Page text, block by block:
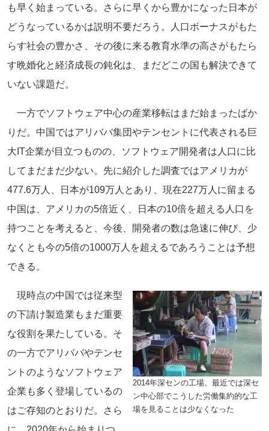
も早く始まっている。さらに早くから豊かになった日本が
どうなっているかは説明不要だろう。人口ボーナスがもた
らす社会の豊かさ、その後に来る教育水準の高さがもたら
す晩婚化と経済成長の鈍化は、まだどこの国も解決できて
いない課題だ。
一方でソフトウェア中心の産業移転はまだ始まったばか
りだ。中国ではアリババ集団やテンセントに代表される巨
大IT企業が目立つものの、ソフトウェア開発者は人口に比
してまだまだ少ない。先に紹介した調査ではアメリカが
477.6万人、日本が109万人とあり、現在227万人に留まる
中国は、アメリカの5倍近く、日本の10倍を超える人口を
持つことを考えると、今後、開発者の数は急速に伸び、少
なくとも今の5倍の1000万人を超えるであろうことは予想
できる。
2014年深センの工場。最近では深セ
ン中心部でこうした労働集約的な工
場を見ることは少なくなった
現時点の中国では従来型
の下請け製造業もまだ重要
な役割を果たしている。そ
の一方でアリババやテンセ
ントのようなソフトウェア
企業も多く登場しているの
はご存知のとおりだ。さら